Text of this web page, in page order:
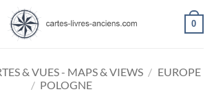
0
& VUES - MAPS & VIEWS / EUROPE
/ POLOGNE